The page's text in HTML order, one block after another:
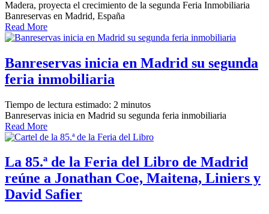
Madera, proyecta el crecimiento de la segunda Feria Inmobiliaria
Banreservas en Madrid, España
Read More
Banreservas inicia en Madrid su segunda
feria inmobiliaria
Tiempo de lectura estimado: 2 minutos
Banreservas inicia en Madrid su segunda feria inmobiliaria
Read More
La 85.ª de la Feria del Libro de Madrid
reúne a Jonathan Coe, Maitena, Liniers y
David Safier